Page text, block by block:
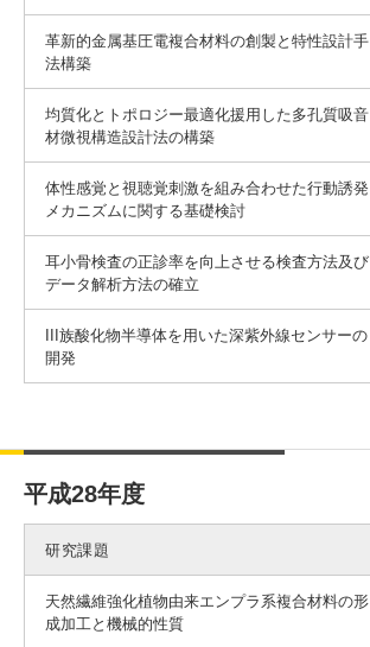
革新的金属基圧電複合材料の創製と特性設計手
法構築
均質化とトポロジー最適化援用した多孔質吸音
材微視構造設計法の構築
体性感覚と視聴覚刺激を組み合わせた行動誘発
メカニズムに関する基礎検討
耳小骨検査の正診率を向上させる検査方法及び
データ解析方法の確立
III族酸化物半導体を用いた深紫外線センサーの
開発
平成28年度
研究課題
天然繊維強化植物由来エンプラ系複合材料の形
成加工と機械的性質